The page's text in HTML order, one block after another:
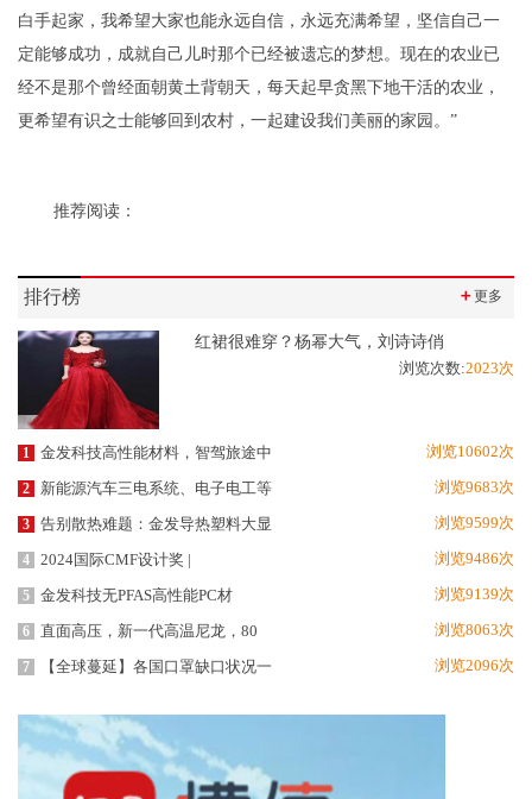
白手起家，我希望大家也能永远自信，永远充满希望，坚信自己一
定能够成功，成就自己儿时那个已经被遗忘的梦想。现在的农业已
经不是那个曾经面朝黄土背朝天，每天起早贪黑下地干活的农业，
更希望有识之士能够回到农村，一起建设我们美丽的家园。”
推荐阅读：
排行榜 ＋更多
红裙很难穿？杨幂大气，刘诗诗俏
浏览次数:2023次
1 金发科技高性能材料，智驾旅途中 浏览10602次
2 新能源汽车三电系统、电子电工等 浏览9683次
3 告别散热难题：金发导热塑料大显 浏览9599次
4 2024国际CMF设计奖 | 浏览9486次
5 金发科技无PFAS高性能PC材 浏览9139次
6 直面高压，新一代高温尼龙，80 浏览8063次
7 【全球蔓延】各国口罩缺口状况一 浏览2096次